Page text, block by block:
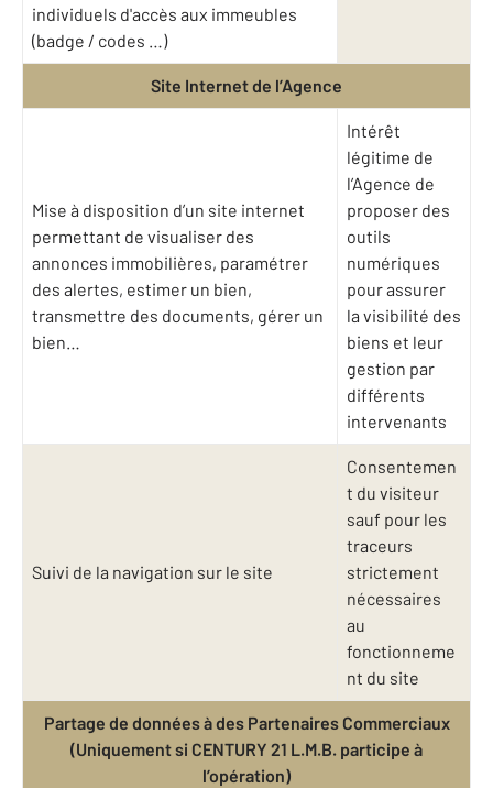
individuels d'accès aux immeubles
(badge / codes …)
Site Internet de l’Agence
Mise à disposition d’un site internet
permettant de visualiser des
annonces immobilières, paramétrer
des alertes, estimer un bien,
transmettre des documents, gérer un
bien…
Intérêt
légitime de
l’Agence de
proposer des
outils
numériques
pour assurer
la visibilité des
biens et leur
gestion par
différents
intervenants
Suivi de la navigation sur le site
Consentemen
t du visiteur
sauf pour les
traceurs
strictement
nécessaires
au
fonctionneme
nt du site
Partage de données à des Partenaires Commerciaux
(Uniquement si CENTURY 21 L.M.B. participe à
l’opération)